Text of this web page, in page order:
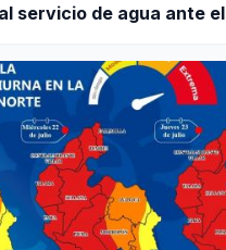
servicio de agua ante el